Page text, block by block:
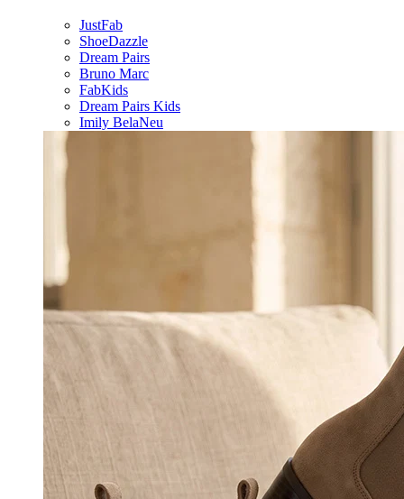
JustFab
ShoeDazzle
Dream Pairs
Bruno Marc
FabKids
Dream Pairs Kids
Imily BelaNeu